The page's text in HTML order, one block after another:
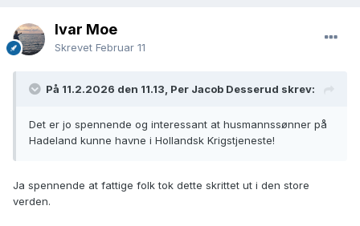
Ivar Moe
Skrevet Februar 11
På 11.2.2026 den 11.13, Per Jacob Desserud skrev:
Det er jo spennende og interessant at husmannssønner på
Hadeland kunne havne i Hollandsk Krigstjeneste!
Ja spennende at fattige folk tok dette skrittet ut i den store
verden.